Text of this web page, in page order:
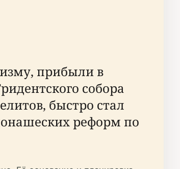
прибыли в
собора
быстро стал
реформ по